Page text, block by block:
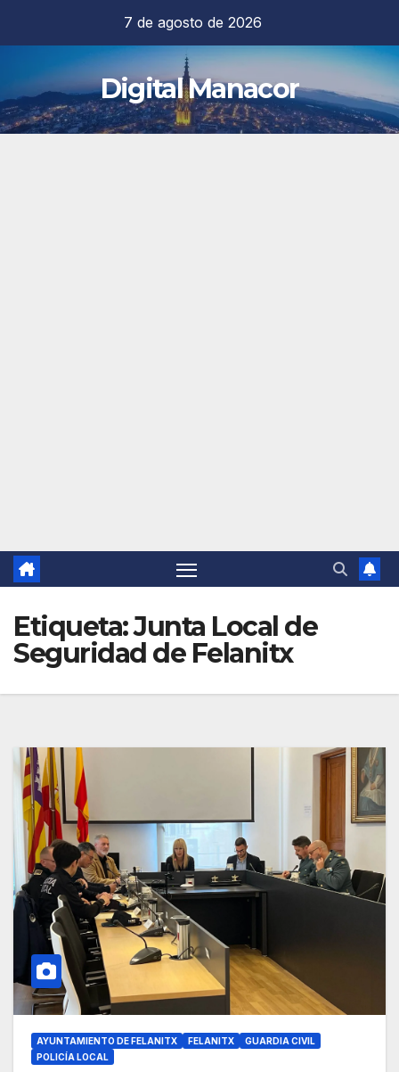
contenido
7 de agosto de 2026
Digital Manacor
Etiqueta:Junta Local de
Seguridad de Felanitx
AYUNTAMIENTO DE FELANITX FELANITX
GUARDIA CIVIL
POLICÍA LOCAL